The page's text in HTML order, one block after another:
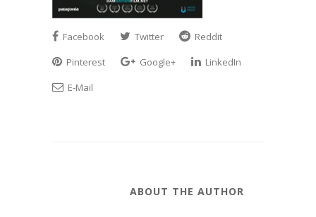
Facebook Twitter
Reddit
Pinterest
Google+
LinkedIn
E-Mail
ABOUT THE AUTHOR